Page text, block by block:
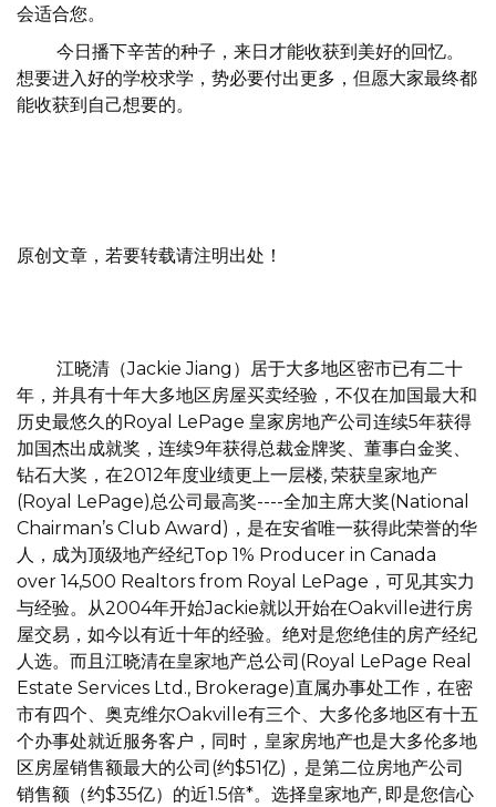
会适合您。
今日播下辛苦的种子，来日才能收获到美好的回忆。
想要进入好的学校求学，势必要付出更多，但愿大家最终都
能收获到自己想要的。
原创文章，若要转载请注明出处！
江晓清（Jackie Jiang）居于大多地区密市已有二十
年，并具有十年大多地区房屋买卖经验，不仅在加国最大和
历史最悠久的Royal LePage 皇家房地产公司连续5年获得
加国杰出成就奖，连续9年获得总裁金牌奖、董事白金奖、
钻石大奖，在2012年度业绩更上一层楼, 荣获皇家地产
(Royal LePage)总公司最高奖----全加主席大奖(National
Chairman’s Club Award)，是在安省唯一荻得此荣誉的华
人，成为顶级地产经纪Top 1% Producer in Canada
over 14,500 Realtors from Royal LePage，可见其实力
与经验。从2004年开始Jackie就以开始在Oakville进行房
屋交易，如今以有近十年的经验。绝对是您绝佳的房产经纪
人选。而且江晓清在皇家地产总公司(Royal LePage Real
Estate Services Ltd., Brokerage)直属办事处工作，在密
市有四个、奥克维尔Oakville有三个、大多伦多地区有十五
个办事处就近服务客户，同时，皇家房地产也是大多伦多地
区房屋销售额最大的公司(约$51亿)，是第二位房地产公司
销售额（约$35亿）的近1.5倍*。选择皇家地产, 即是您信心